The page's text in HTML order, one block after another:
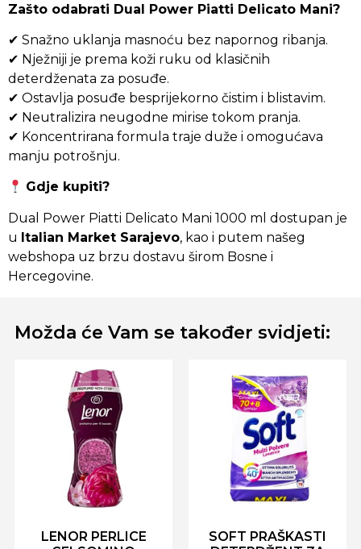
Zašto odabrati Dual Power Piatti Delicato Mani?
✔ Snažno uklanja masnoću bez napornog ribanja.
✔ Nježniji je prema koži ruku od klasičnih
deterdženata za posuđe.
✔ Ostavlja posuđe besprijekorno čistim i blistavim.
✔ Neutralizira neugodne mirise tokom pranja.
✔ Koncentrirana formula traje duže i omogućava
manju potrošnju.
Gdje kupiti?
Dual Power Piatti Delicato Mani 1000 ml dostupan je
u Italian Market Sarajevo, kao i putem našeg
webshopa uz brzu dostavu širom Bosne i
Hercegovine.
Možda će Vam se također svidjeti:
LENOR PERLICE
SOFT PRAŠKASTI